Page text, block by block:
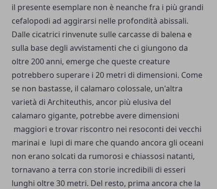
il presente esemplare non è neanche fra i più grandi
cefalopodi ad aggirarsi nelle profondità abissali.
Dalle cicatrici rinvenute sulle carcasse di balena e
sulla base degli avvistamenti che ci giungono da
oltre 200 anni, emerge che queste creature
potrebbero superare i 20 metri di dimensioni. Come
se non bastasse, il calamaro colossale, un'altra
varietà di Architeuthis, ancor più elusiva del
calamaro gigante, potrebbe avere dimensioni
maggiori e trovar riscontro nei resoconti dei vecchi
marinai e lupi di mare che quando ancora gli oceani
non erano solcati da rumorosi e chiassosi natanti,
tornavano a terra con storie incredibili di esseri
lunghi oltre 30 metri. Del resto, prima ancora che la